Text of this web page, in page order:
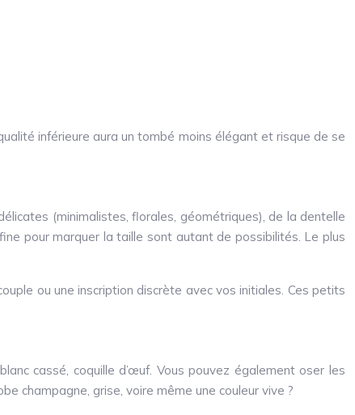
inférieure aura un tombé moins élégant et risque de se
(minimalistes, florales, géométriques), de la dentelle
pour marquer la taille sont autant de possibilités. Le plus
ou une inscription discrète avec vos initiales. Ces petits
cassé, coquille d’œuf. Vous pouvez également oser les
champagne, grise, voire même une couleur vive ?